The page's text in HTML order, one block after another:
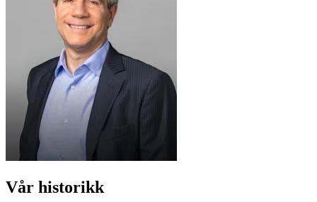
Vår historikk